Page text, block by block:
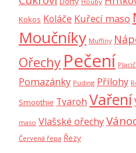
Kokos Koláče Kuřecí maso
Moučníky Muffiny
Ořechy Pečení
Pomazánky Puding Přílohy
Smoothie Tvaroh Vaření
maso Vlašské ořechy
Červená řepa Řezy